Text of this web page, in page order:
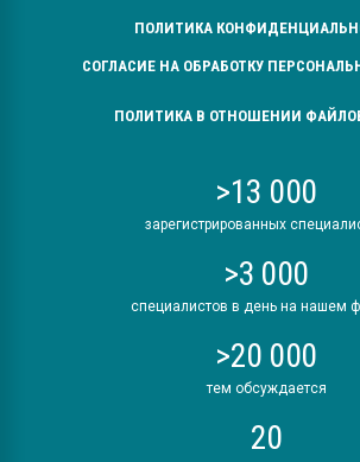
ПОЛИТИКА
СОГЛАСИЕ НА ОБРАБОТКУ
ПОЛИТИКА В ОТНОШЕНИИ ФАЙЛОВ
>13 000
зарегистрированных
>3 000
специалистов в день на нашем
>20 000
тем обсуждается
20